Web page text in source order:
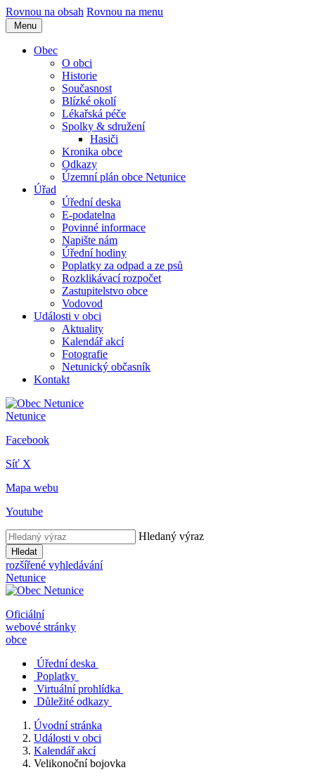
Rovnou na obsah Rovnou na menu
Menu
Obec
O obci
Historie
Současnost
Blízké okolí
Lékařská péče
Spolky & sdružení
Hasiči
Kronika obce
Odkazy
Územní plán obce Netunice
Úřad
Úřední deska
E-podatelna
Povinné informace
Napište nám
Úřední hodiny
Poplatky za odpad a ze psů
Rozklikávací rozpočet
Zastupitelstvo obce
Vodovod
Události v obci
Aktuality
Kalendář akcí
Fotografie
Netunický občasník
Kontakt
Netunice
Facebook
Síť X
Mapa webu
Youtube
Hledaný výraz
Hledat
rozšířené vyhledávání
Netunice
Oficiální
webové stránky
obce
Úřední deska
Poplatky
Virtuální prohlídka
Důležité odkazy
Úvodní stránka
Události v obci
Kalendář akcí
Velikonoční bojovka